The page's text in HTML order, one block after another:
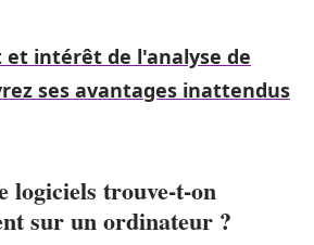
et intérêt de l'analyse de
ses avantages inattendus
logiciels trouve-t-on
sur un ordinateur ?